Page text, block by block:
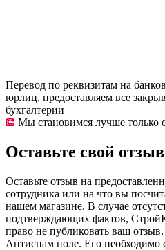
Перевод по реквизитам на
юрлиц, предоставляем все
бухгалтерии
Мы становимся лучше только
Оставьте свой отзыв
Оставьте отзыв на
сотрудника или на что вы
нашем магазине. В случае
подтверждающих фактов,
право не публиковать ваш отзыв.
Антиспам поле. Его необходимо